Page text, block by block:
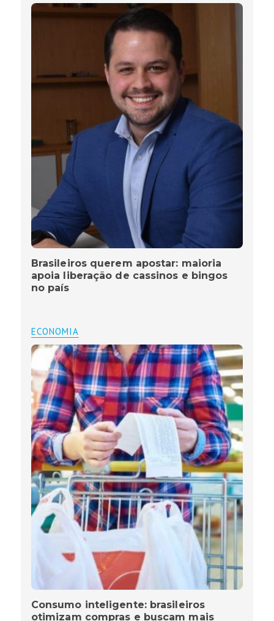
Brasileiros querem apostar: maioria
apoia liberação de cassinos e bingos
no país
ECONOMIA
Consumo inteligente: brasileiros
otimizam compras e buscam mais